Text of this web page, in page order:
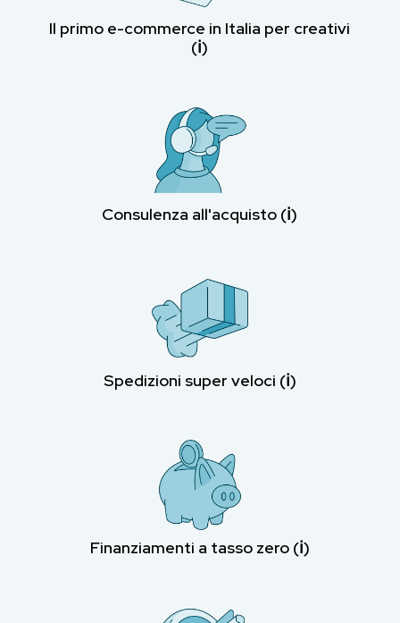
Il primo e-commerce in Italia per creativi
(ℹ︎)
Consulenza all'acquisto (ℹ︎)
Spedizioni super veloci (ℹ︎)
Finanziamenti a tasso zero (ℹ︎)